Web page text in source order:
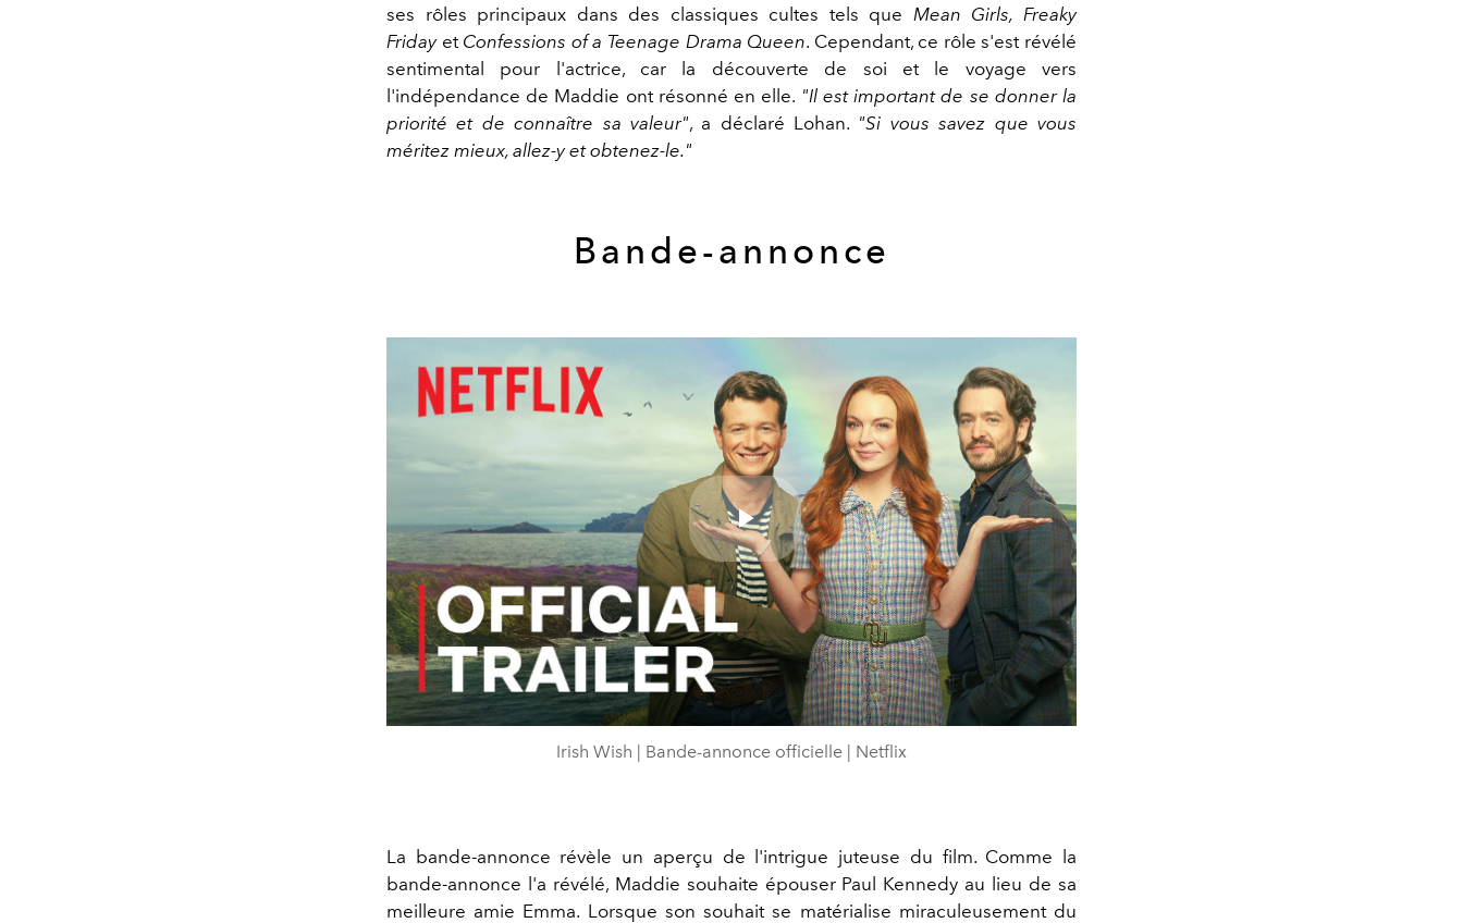
ses rôles principaux dans des classiques cultes tels que Mean Girls, Freaky
Friday et Confessions of a Teenage Drama Queen. Cependant, ce rôle s'est révélé
sentimental pour l'actrice, car la découverte de soi et le voyage vers
l'indépendance de Maddie ont résonné en elle. "Il est important de se donner la
priorité et de connaître sa valeur", a déclaré Lohan. "Si vous savez que vous
méritez mieux, allez-y et obtenez-le."
Bande-annonce
Play
Video
Irish Wish | Bande-annonce officielle | Netflix
La bande-annonce révèle un aperçu de l'intrigue juteuse du film. Comme la
bande-annonce l'a révélé, Maddie souhaite épouser Paul Kennedy au lieu de sa
meilleure amie Emma. Lorsque son souhait se matérialise miraculeusement du